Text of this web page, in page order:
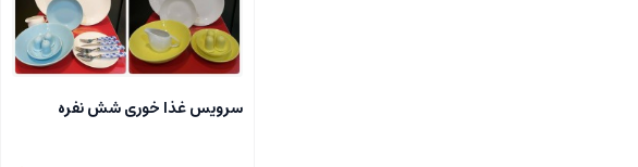
سرویس غذا خوری شش نفره